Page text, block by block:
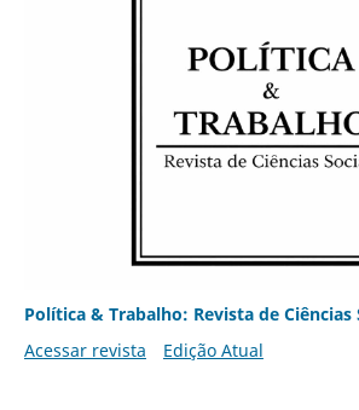
Política & Trabalho: Revista de Ciências
Acessar revista
Edição Atual